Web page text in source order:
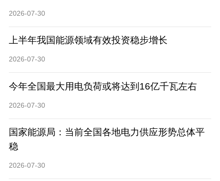
2026-07-30
上半年我国能源领域有效投资稳步增长
2026-07-30
今年全国最大用电负荷或将达到16亿千瓦左右
2026-07-30
国家能源局：当前全国各地电力供应形势总体平
稳
2026-07-30